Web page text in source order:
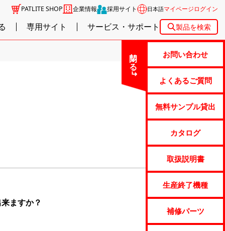
PATLITE SHOP 企業情報 採用サイト 日本語マイページログイン
専用サイト サービス・サポート 製品を検索
閉じる お問い合わせ
よくあるご質問
無料サンプル貸出
カタログ
取扱説明書
生産終了機種
補修パーツ
ますか？